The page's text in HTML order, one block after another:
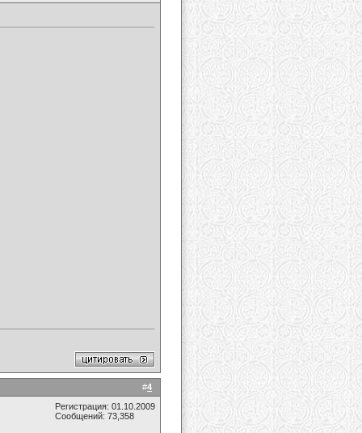
#4
Регистрация: 01.10.2009
Сообщений: 73,358